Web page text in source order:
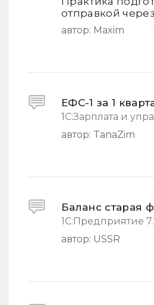
отправкой
автор: Maxim
ЕФС-1 за 1
1С:Зарплата и
автор: TanaZim
Баланс старая
1С:Предприятие
автор: USSR